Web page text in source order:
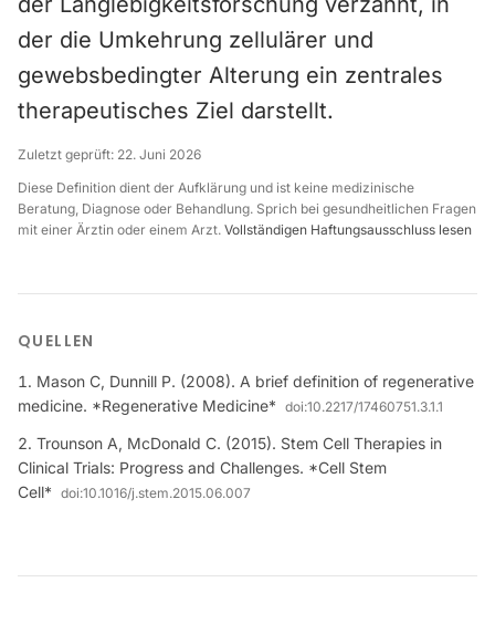
der die Umkehrung zellulärer und
gewebsbedingter Alterung ein zentrales
therapeutisches Ziel darstellt.
Zuletzt geprüft: 22. Juni 2026
Diese Definition dient der Aufklärung und ist keine medizinische
Beratung, Diagnose oder Behandlung. Sprich bei gesundheitlichen Fragen
mit einer Ärztin oder einem Arzt. Vollständigen Haftungsausschluss lesen
QUELLEN
Mason C, Dunnill P. (2008). A brief definition of regenerative
medicine. *Regenerative Medicine* doi:10.2217/17460751.3.1.1
Trounson A, McDonald C. (2015). Stem Cell Therapies in
Clinical Trials: Progress and Challenges. *Cell Stem
Cell* doi:10.1016/j.stem.2015.06.007